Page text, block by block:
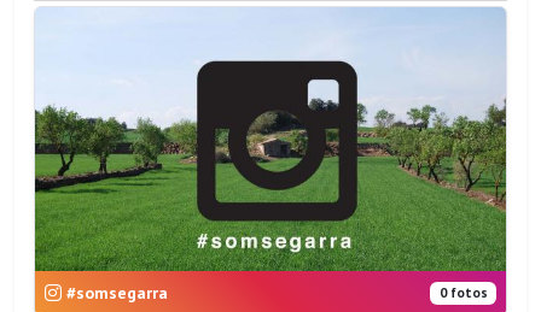
#somsegarra 0 fotos